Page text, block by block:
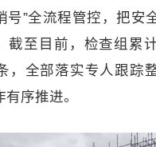
号”全流程管控，把安
截至目前，检查组累
，全部落实专人跟踪
序推进。